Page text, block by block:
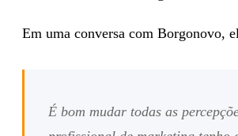
Em uma conversa com Borgonovo,
É bom mudar todas as